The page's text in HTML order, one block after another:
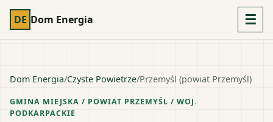
DE Dom Energia ☰
Dom Energia/Czyste Powietrze/Przemyśl (powiat Przemyśl)
GMINA MIEJSKA / POWIAT PRZEMYŚL / WOJ.
PODKARPACKIE